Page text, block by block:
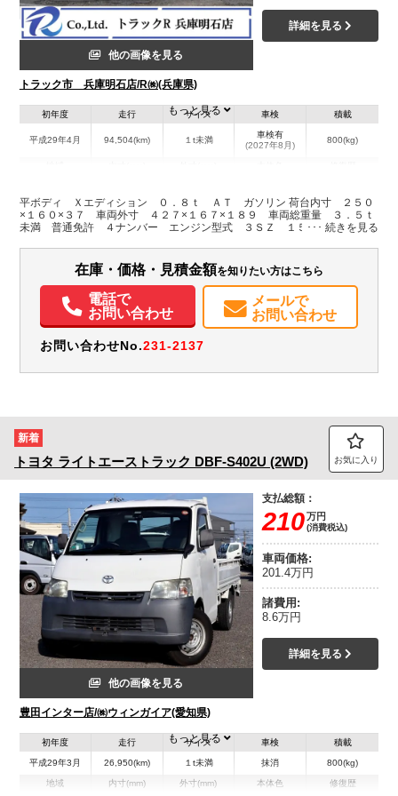
他の画像を見る
トラック市 兵庫明石店/R㈱(兵庫県)
詳細を見る
初年度
平成29年4月
走行
94,504(km)
サイズ
１t未満
車検
車検有
(2027年8月)
積載
800(kg)
兵庫県
W:1,600
H:370
W:1,670
H:1,890
無
パワステ パワーウィンドウ ABS エアバッグ
集中ドアロック
カーナビ
ETC
もっと見る
平ボディ Ｘエディション ０．８ｔ ＡＴ ガソリン 荷台内寸 ２５０
×１６０×３７ 車両外寸 ４２７×１６７×１８９ 車両総重量 ３．５ｔ
未満 普通免許 ４ナンバー エンジン型式 ３ＳＺ １５００ｃｃ 保
在庫・価格・見積金額を知りたい方はこちら
電話で
お問い合わせ
メールで
お問い合わせ
お問い合わせNo.231-2137
新着
トヨタ ライトエーストラック DBF-S402U (2WD) お気に入り
他の画像を見る
豊田インター店/㈱ウィンガイア(愛知県)
支払総額：
210万円
(消費税込)
車両価格:
201.4万円
諸費用:
8.6万円
詳細を見る
初年度
平成29年3月
走行
26,950(km)
サイズ
１t未満
車検
抹消
積載
800(kg)
地域 内寸(mm) 外寸(mm) 本体色 修復歴
もっと見る